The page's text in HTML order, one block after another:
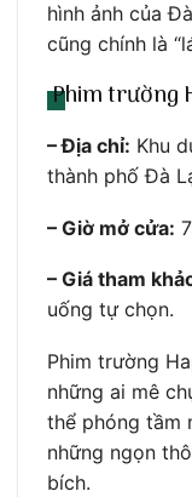
hình ảnh của
cũng chính là
Phim trường
– Địa chỉ: Khu
thành phố Đà
– Giờ mở cửa:
– Giá tham
uống tự chọn.
Phim trường
những ai mê
thể phóng tầm
những ngọn
bích.